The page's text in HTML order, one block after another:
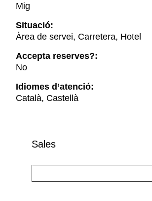
Mig
Situació:
Àrea de servei, Carretera, Hotel
Accepta reserves?:
No
Idiomes d’atenció:
Català, Castellà
Sales